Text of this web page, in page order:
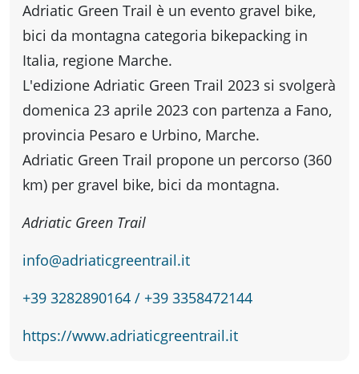
fare
Percorsi
storici
Enogastronomia
Informazioni
Guide
Adriatic Green Trail è un evento gravel bike,
bici da montagna categoria bikepacking in
Italia, regione Marche.
L'edizione Adriatic Green Trail 2023 si svolgerà
domenica 23 aprile 2023 con partenza a Fano,
provincia Pesaro e Urbino, Marche.
Adriatic Green Trail propone un percorso (360
km) per gravel bike, bici da montagna.
Adriatic Green Trail
info@adriaticgreentrail.it
+39 3282890164 / +39 3358472144
https://www.adriaticgreentrail.it